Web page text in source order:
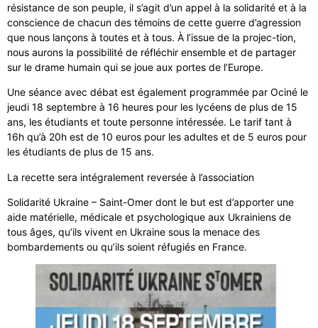
résistance de son peuple, il s’agit d’un appel à la solidarité et à la
conscience de chacun des témoins de cette guerre d’agression
que nous lançons à toutes et à tous. À l’issue de la projec-tion,
nous aurons la possibilité de réfléchir ensemble et de partager
sur le drame humain qui se joue aux portes de l’Europe.
Une séance avec débat est également programmée par Ociné le
jeudi 18 septembre à 16 heures pour les lycéens de plus de 15
ans, les étudiants et toute personne intéressée. Le tarif tant à
16h qu’à 20h est de 10 euros pour les adultes et de 5 euros pour
les étudiants de plus de 15 ans.
La recette sera intégralement reversée à l’association
Solidarité Ukraine – Saint-Omer dont le but est d’apporter une
aide matérielle, médicale et psychologique aux Ukrainiens de
tous âges, qu’ils vivent en Ukraine sous la menace des
bombardements ou qu’ils soient réfugiés en France.